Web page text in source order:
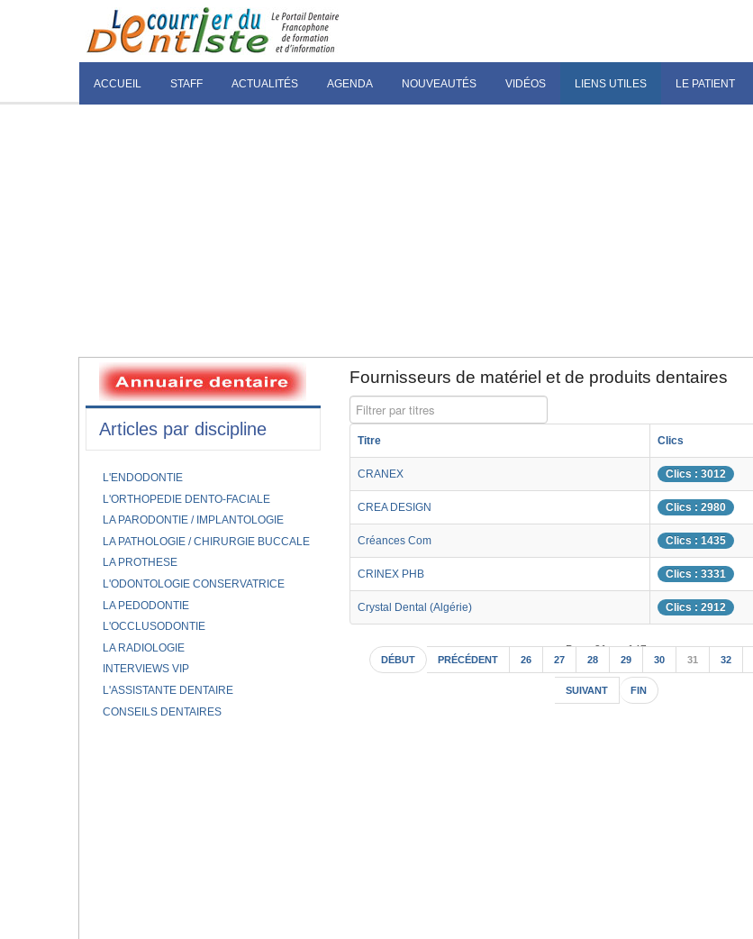
ACCUEIL STAFF ACTUALITÉS AGENDA NOUVEAUTÉS VIDÉOS LIENS UTILES LE PATIENT
Fournisseurs de matériel et de produits dentaires
Filtrer par titres
Titre Clics
CRANEX Clics : 3012
CREA DESIGN Clics : 2980
Créances Com Clics : 1435
CRINEX PHB Clics : 3331
Crystal Dental (Algérie) Clics : 2912
Page 31 sur 147
DÉBUT PRÉCÉDENT 26 27 28 29 30 31 32
SUIVANT FIN
Articles par discipline
L'ENDODONTIE
L'ORTHOPEDIE DENTO-FACIALE
LA PARODONTIE / IMPLANTOLOGIE
LA PATHOLOGIE / CHIRURGIE BUCCALE
LA PROTHESE
L'ODONTOLOGIE CONSERVATRICE
LA PEDODONTIE
L'OCCLUSODONTIE
LA RADIOLOGIE
INTERVIEWS VIP
L'ASSISTANTE DENTAIRE
CONSEILS DENTAIRES